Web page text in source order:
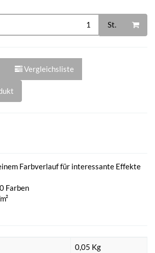
St.
Vergleichsliste
Farbverlauf für interessante Effekte
Farben
0,05 Kg